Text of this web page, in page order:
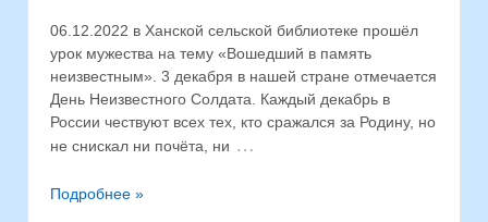
06.12.2022 в Ханской сельской библиотеке прошёл
урок мужества на тему «Вошедший в память
неизвестным». 3 декабря в нашей стране отмечается
День Неизвестного Солдата. Каждый декабрь в
России чествуют всех тех, кто сражался за Родину, но
не снискал ни почёта, ни …
Подробнее »